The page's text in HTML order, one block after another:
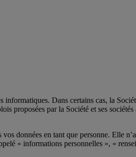
Dans certains cas, la
proposées par la Société et ses
données en tant que personne. Elle
« informations personnelles », «